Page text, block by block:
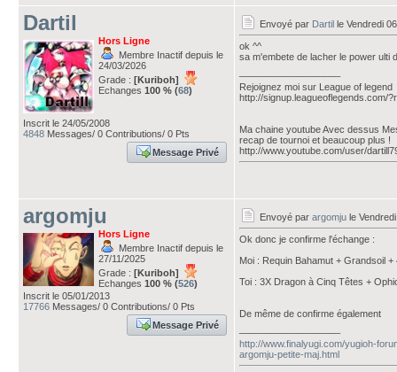
Dartil
Hors Ligne
Membre Inactif depuis le
24/03/2026
Grade : [Kuriboh]
Echanges 100 % (68)
Inscrit le 24/05/2008
4848 Messages/ 0 Contributions/ 0 Pts
Message Privé
Envoyé par Dartil le Vendredi
ok ^^
sa m'embete de lacher le power
Rejoignez moi sur League of legend
http://signup.leagueoflegends.com/
Ma chaine youtube Avec dessus
recap de tournoi et beaucoup plus !
http://www.youtube.com/user/
argomju
Hors Ligne
Membre Inactif depuis le
27/11/2025
Grade : [Kuriboh]
Echanges 100 % (526)
Inscrit le 05/01/2013
17766 Messages/ 0 Contributions/ 0 Pts
Message Privé
Envoyé par argomju le
Ok donc je confirme l'échange :
Moi : Requin Bahamut + Grandsoil
Toi : 3X Dragon à Cinq Têtes +
De même de confirme également
http://www.finalyugi.com/yugioh-
argomju-petite-maj.html